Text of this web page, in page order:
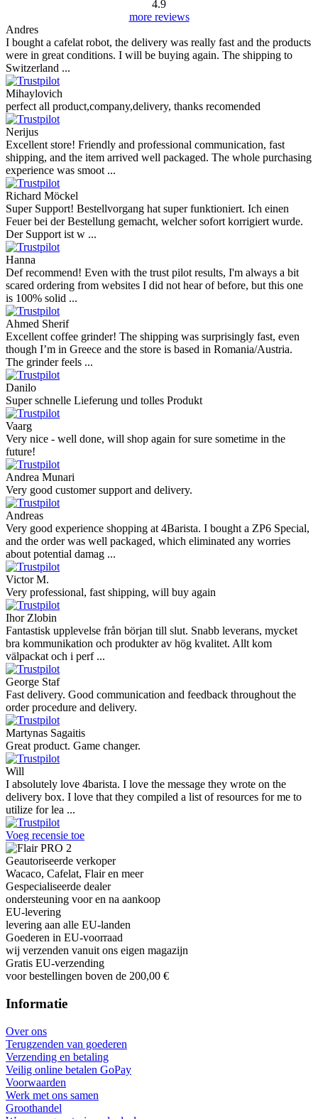
Beoordeling:
Geef beoordeling
Beoordelingen van onze klanten
4.9
more reviews
Andres
I bought a cafelat robot, the delivery was really fast and the products
were in great conditions. I will be buying again. The shipping to
Switzerland ...
Mihaylovich
perfect all product,company,delivery, thanks recomended
Nerijus
Excellent store! Friendly and professional communication, fast
shipping, and the item arrived well packaged. The whole purchasing
experience was smoot ...
Richard Möckel
Super Support! Bestellvorgang hat super funktioniert. Ich einen
Feuer bei der Bestellung gemacht, welcher sofort korrigiert wurde.
Der Support ist w ...
Hanna
Def recommend! Even with the trust pilot results, I'm always a bit
scared ordering from websites I did not hear of before, but this one
is 100% solid ...
Ahmed Sherif
Excellent coffee grinder! The shipping was surprisingly fast, even
though I’m in Greece and the store is based in Romania/Austria.
The grinder feels ...
Danilo
Super schnelle Lieferung und tolles Produkt
Vaarg
Very nice - well done, will shop again for sure sometime in the
future!
Andrea Munari
Very good customer support and delivery.
Andreas
Very good experience shopping at 4Barista. I bought a ZP6 Special,
and the order was well packaged, which eliminated any worries
about potential damag ...
Victor M.
Very professional, fast shipping, will buy again
Ihor Zlobin
Fantastisk upplevelse från början till slut. Snabb leverans, mycket
bra kommunikation och produkter av hög kvalitet. Allt kom
välpackat och i perf ...
George Staf
Fast delivery. Good communication and feedback throughout the
order procedure and delivery.
Martynas Sagaitis
Great product. Game changer.
Will
delivery box. I love that they compiled a list of resources for me to
Voeg recensie toe
Geautoriseerde verkoper
Wacaco, Cafelat, Flair en meer
Gespecialiseerde dealer
ondersteuning voor en na aankoop
EU-levering